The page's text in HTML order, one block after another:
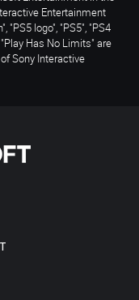
Entertainment
"PS5 logo", "PS5", "PS4
Has No Limits" are
Sony Interactive